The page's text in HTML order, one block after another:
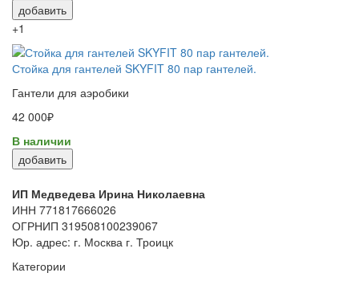
добавить
+1
Стойка для гантелей SKYFIT 80 пар гантелей.
Гантели для аэробики
42 000₽
В наличии
добавить
ИП Медведева Ирина Николаевна
ИНН 771817666026
ОГРНИП 319508100239067
Юр. адрес: г. Москва г. Троицк
Категории